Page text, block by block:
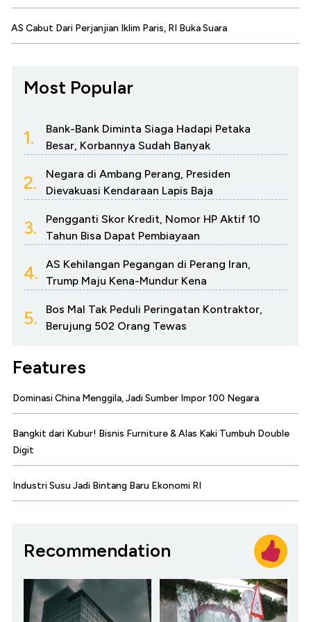
AS Cabut Dari Perjanjian Iklim Paris, RI Buka Suara
Most Popular
1.
Bank-Bank Diminta Siaga Hadapi Petaka
Besar, Korbannya Sudah Banyak
2.
Negara di Ambang Perang, Presiden
Dievakuasi Kendaraan Lapis Baja
3.
Pengganti Skor Kredit, Nomor HP Aktif 10
Tahun Bisa Dapat Pembiayaan
4.
AS Kehilangan Pegangan di Perang Iran,
Trump Maju Kena-Mundur Kena
5.
Bos Mal Tak Peduli Peringatan Kontraktor,
Berujung 502 Orang Tewas
Features
Dominasi China Menggila, Jadi Sumber Impor 100 Negara
Bangkit dari Kubur! Bisnis Furniture & Alas Kaki Tumbuh Double
Digit
Industri Susu Jadi Bintang Baru Ekonomi RI
Recommendation